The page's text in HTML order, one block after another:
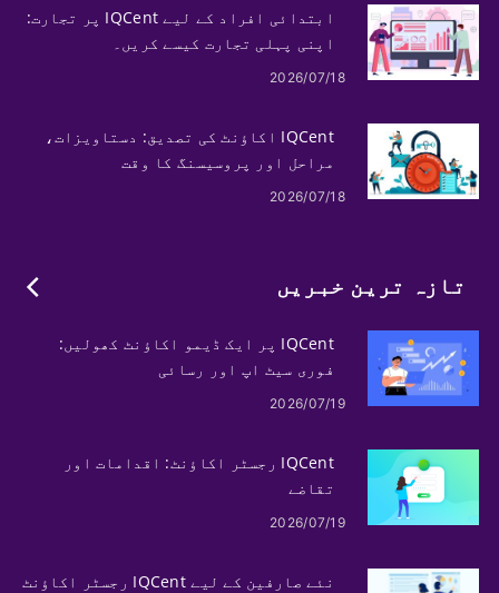
ابتدائی افراد کے لیے IQCent پر تجارت:
اپنی پہلی تجارت کیسے کریں۔
2026/07/18
IQCent اکاؤنٹ کی تصدیق: دستاویزات،
مراحل اور پروسیسنگ کا وقت
2026/07/18
تازہ ترین خبریں
IQCent پر ایک ڈیمو اکاؤنٹ کھولیں:
فوری سیٹ اپ اور رسائی
2026/07/19
IQCent رجسٹر اکاؤنٹ: اقدامات اور
تقاضے
2026/07/19
نئے صارفین کے لیے IQCent رجسٹر اکاؤنٹ